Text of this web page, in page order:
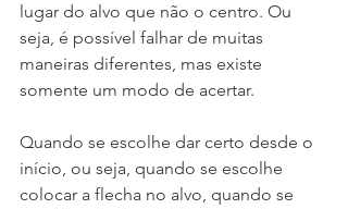
lugar do alvo que não o centro. Ou
seja, é possível falhar de muitas
maneiras diferentes, mas existe
somente um modo de acertar.
Quando se escolhe dar certo desde o
início, ou seja, quando se escolhe
colocar a flecha no alvo, quando se